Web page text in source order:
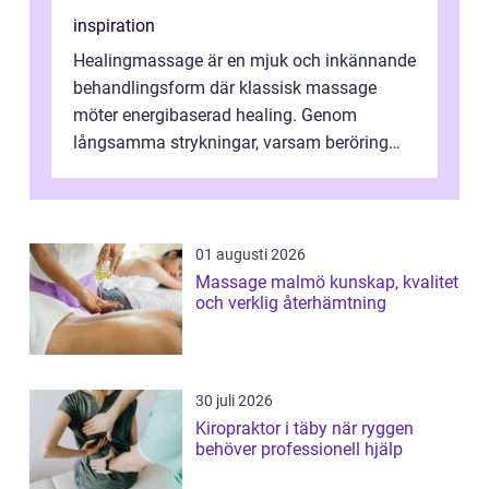
inspiration
Healingmassage är en mjuk och inkännande
behandlingsform där klassisk massage
möter energibaserad healing. Genom
långsamma strykningar, varsam beröring
nervsys...
01 augusti 2026
Massage malmö kunskap, kvalitet
och verklig återhämtning
30 juli 2026
Kiropraktor i täby när ryggen
behöver professionell hjälp